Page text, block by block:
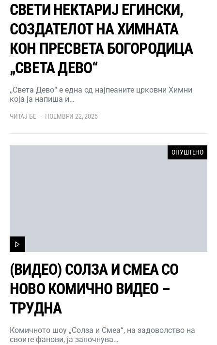
СВЕТИ НЕКТАРИЈ ЕГИНСКИ,
СОЗДАТЕЛОТ НА ХИМНАТА
КОН ПРЕСВЕТА БОГОРОДИЦА
„СВЕТА ДЕВО“
,,Света Дево“ е една од најпеаните црковни Химни
која ја напиша и…
ЧИТАЈ БЕ НОЕМВРИ 22, 2025
ОПУШТЕНО
(ВИДЕО) СОЛЗА И СМЕА СО
НОВО КОМИЧНО ВИДЕО –
ТРУДНА
Комичното шоу „Солза и Смеа“, на задоволство на
своите фанови, ја започнува…